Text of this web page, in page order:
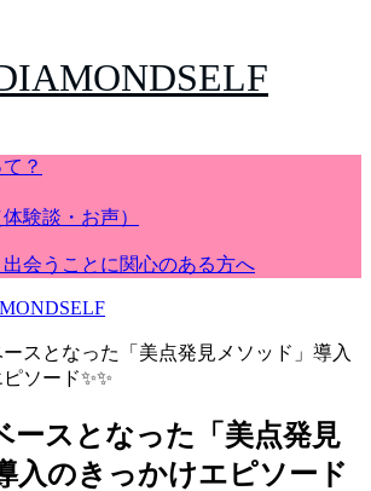
？
験談・お声）
会うことに関心のある方へ
スとなった「美点発見メソッド」導入
ソード✨✨
ースとなった「美点発見
入のきっかけエピソード